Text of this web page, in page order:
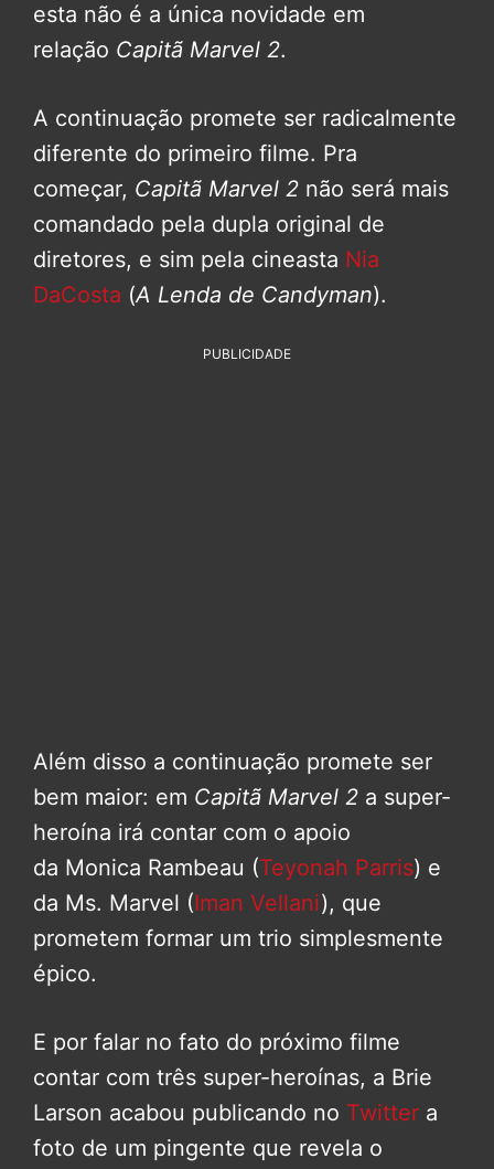
esta não é a única novidade em
relação Capitã Marvel 2.
A continuação promete ser radicalmente
diferente do primeiro filme. Pra
começar, Capitã Marvel 2 não será mais
comandado pela dupla original de
diretores, e sim pela cineasta Nia
DaCosta (A Lenda de Candyman).
PUBLICIDADE
Além disso a continuação promete ser
bem maior: em Capitã Marvel 2 a super-
heroína irá contar com o apoio
da Monica Rambeau (Teyonah Parris) e
da Ms. Marvel (Iman Vellani), que
prometem formar um trio simplesmente
épico.
E por falar no fato do próximo filme
contar com três super-heroínas, a Brie
Larson acabou publicando no Twitter a
foto de um pingente que revela o